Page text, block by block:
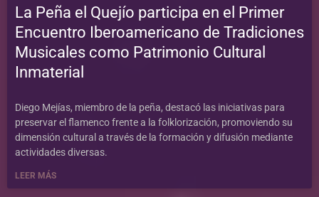
La Peña el Quejío participa en el Primer
Encuentro Iberoamericano de Tradiciones
Musicales como Patrimonio Cultural
Inmaterial
Diego Mejías, miembro de la peña, destacó las iniciativas para
preservar el flamenco frente a la folklorización, promoviendo su
dimensión cultural a través de la formación y difusión mediante
actividades diversas.
LEER MÁS